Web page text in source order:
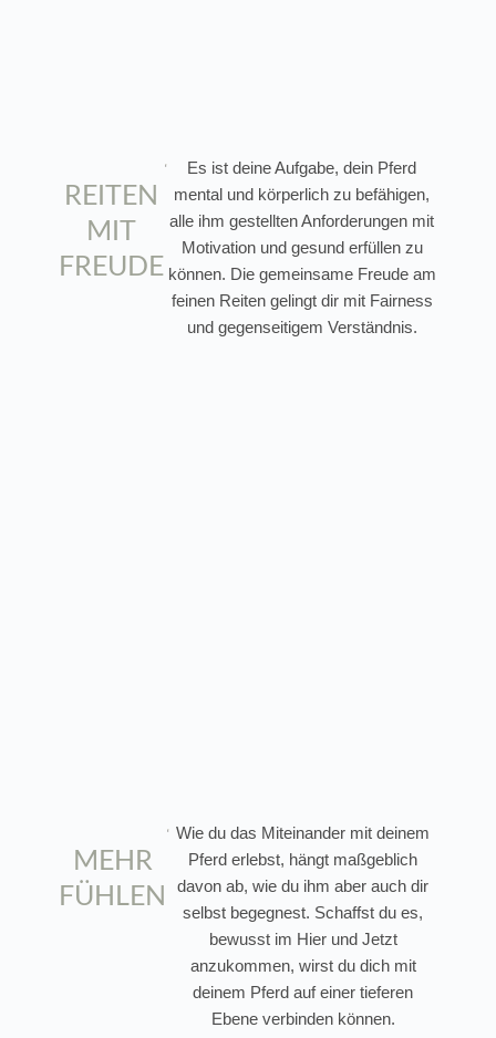
REITEN
MIT
FREUDE
Es ist deine Aufgabe, dein Pferd
mental und körperlich zu befähigen,
alle ihm gestellten Anforderungen mit
Motivation und gesund erfüllen zu
können. Die gemeinsame Freude am
feinen Reiten gelingt dir mit Fairness
und gegenseitigem Verständnis.
MEHR
FÜHLEN
Wie du das Miteinander mit deinem
Pferd erlebst, hängt maßgeblich
davon ab, wie du ihm aber auch dir
selbst begegnest. Schaffst du es,
bewusst im Hier und Jetzt
anzukommen, wirst du dich mit
deinem Pferd auf einer tieferen
Ebene verbinden können.